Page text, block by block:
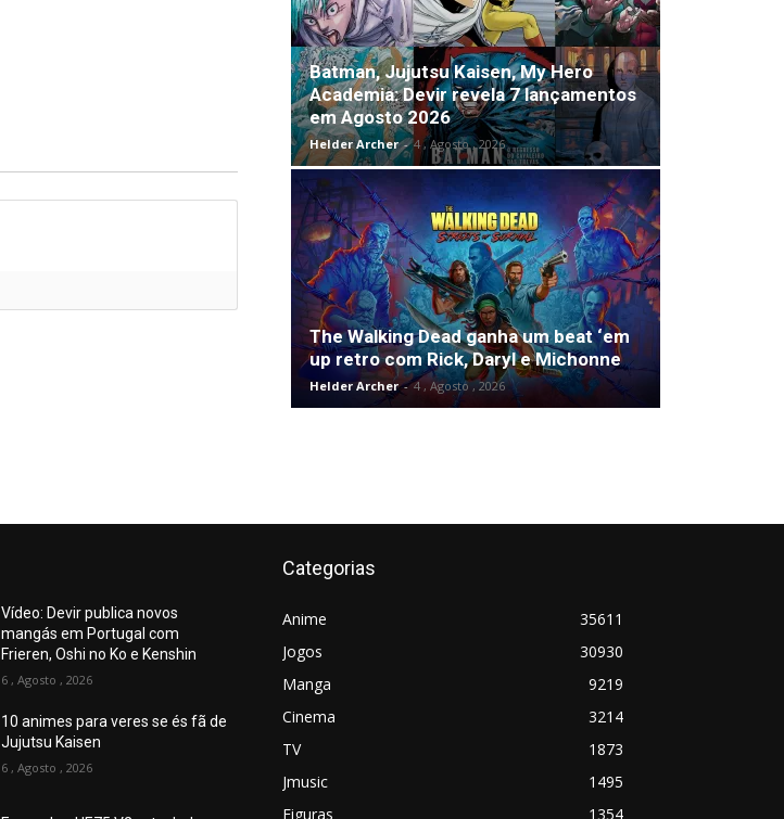
Batman, Jujutsu Kaisen, My Hero
Academia: Devir revela 7 lançamentos
em Agosto 2026
Helder Archer - 4 , Agosto , 2026
The Walking Dead ganha um beat ‘em
up retro com Rick, Daryl e Michonne
Helder Archer - 4 , Agosto , 2026
Vídeo: Devir publica novos
mangás em Portugal com
Frieren, Oshi no Ko e Kenshin
6 , Agosto , 2026
10 animes para veres se és fã de
Jujutsu Kaisen
6 , Agosto , 2026
Categorias
Anime
35611
Jogos
30930
Manga
9219
Cinema
3214
TV
1873
Jmusic
1495
Figuras
1354